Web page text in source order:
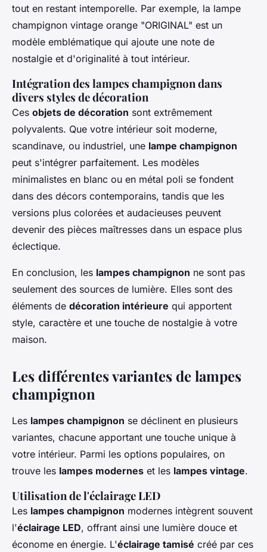
tout en restant intemporelle. Par exemple, la lampe
champignon vintage orange "ORIGINAL" est un
modèle emblématique qui ajoute une note de
nostalgie et d'originalité à tout intérieur.
Intégration des lampes champignon dans
divers styles de décoration
Ces objets de décoration sont extrêmement
polyvalents. Que votre intérieur soit moderne,
scandinave, ou industriel, une lampe champignon
peut s'intégrer parfaitement. Les modèles
minimalistes en blanc ou en métal poli se fondent
dans des décors contemporains, tandis que les
versions plus colorées et audacieuses peuvent
devenir des pièces maîtresses dans un espace plus
éclectique.
En conclusion, les lampes champignon ne sont pas
seulement des sources de lumière. Elles sont des
éléments de décoration intérieure qui apportent
style, caractère et une touche de nostalgie à votre
maison.
Les différentes variantes de lampes
champignon
Les lampes champignon se déclinent en plusieurs
variantes, chacune apportant une touche unique à
votre intérieur. Parmi les options populaires, on
trouve les lampes modernes et les lampes vintage.
Utilisation de l'éclairage LED
Les lampes champignon modernes intègrent souvent
l'éclairage LED, offrant ainsi une lumière douce et
économe en énergie. L'éclairage tamisé créé par ces